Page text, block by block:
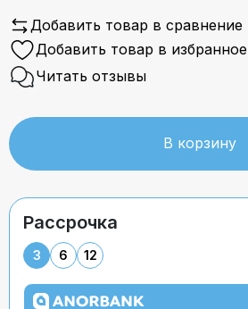
Добавить товар в сравнение
Добавить товар в избранное
Читать отзывы
В корзину
Рассрочка
3 6 12